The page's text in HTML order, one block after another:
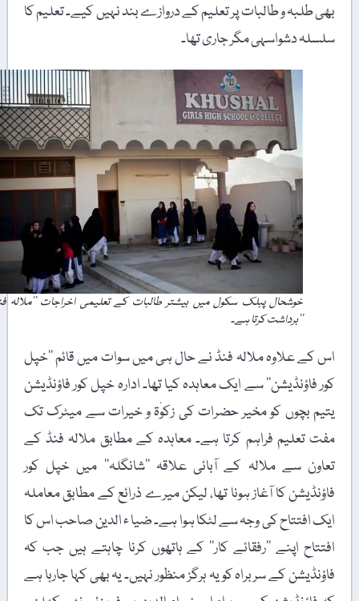
بھی طلبہ و طالبات پر تعلیم کے دروازے بند نہیں کیے۔ تعلیم کا
سلسلہ دشواسہی مگر جاری تھا۔
خوشحال پبلک سکول میں بیشتر طالبات کے تعلیمی اخراجات ’’ملالہ فنڈ
‘‘برداشت کرتا ہے۔
اس کے علاوہ ملالہ فنڈ نے حال ہی میں سوات میں قائم ’’خپل
کور فاؤنڈیشن‘‘ سے ایک معاہدہ کیا تھا۔ ادارہ خپل کور فاؤنڈیشن
یتیم بچوں کو مخیر حضرات کی زکوٰۃ و خیرات سے میٹرک تک
مفت تعلیم فراہم کرتا ہے۔ معاہدہ کے مطابق ملالہ فنڈ کے
تعاون سے ملالہ کے آبائی علاقہ ’’شانگلہ‘‘ میں خپل کور
فاؤنڈیشن کا آغاز ہونا تھا، لیکن میرے ذرائع کے مطابق معاملہ
ایک افتتاح کی وجہ سے لٹکا ہوا ہے۔ ضیا ء الدین صاحب اس کا
افتتاح اپنے ’’رفقائے کار‘‘ کے ہاتھوں کرنا چاہتے ہیں جب کہ
فاؤنڈیشن کے سربراہ کو یہ ہرگز منظور نہیں۔ یہ بھی کہا جارہا ہے